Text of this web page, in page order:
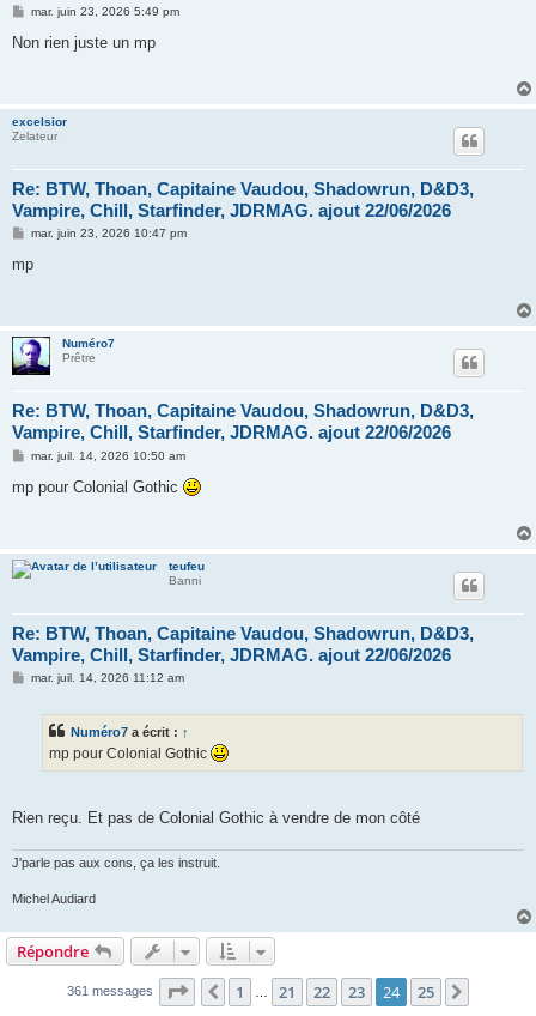
M
s
mar. juin 23, 2026 5:49 pm
Non rien juste un mp
excelsior
Zelateur
Re: BTW, Thoan, Capitaine Vaudou, Shadowrun, D&D3,
Vampire, Chill, Starfinder, JDRMAG. ajout 22/06/2026
M
s
s
mar. juin 23, 2026 10:47 pm
mp
Numéro7
Prêtre
Re: BTW, Thoan, Capitaine Vaudou, Shadowrun, D&D3,
Vampire, Chill, Starfinder, JDRMAG. ajout 22/06/2026
M
s
s
mar. juil. 14, 2026 10:50 am
mp pour Colonial Gothic
teufeu
Banni
Re: BTW, Thoan, Capitaine Vaudou, Shadowrun, D&D3,
Vampire, Chill, Starfinder, JDRMAG. ajout 22/06/2026
Mmar. juil. 14, 2026 11:12 am
Numéro7 a écrit : ↑
mp pour Colonial Gothic
Rien reçu. Et pas de Colonial Gothic à vendre de mon côté
J'parle pas aux cons, ça les instruit.
Michel Audiard
Répondre
361 messages Page 24 sur 25
Précédent
1 21 22 23 24 25